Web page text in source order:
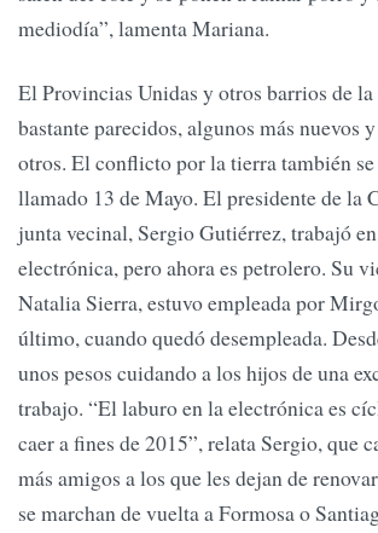
mediodía”, lamenta Mariana.
El Provincias Unidas y otros barrios de
bastante parecidos, algunos más nuevos
otros. El conflicto por la tierra también
llamado 13 de Mayo. El presidente de la
junta vecinal, Sergio Gutiérrez, trabajó
electrónica, pero ahora es petrolero. Su
Natalia Sierra, estuvo empleada por
último, cuando quedó desempleada.
unos pesos cuidando a los hijos de una
trabajo. “El laburo en la electrónica es
caer a fines de 2015”, relata Sergio, que
más amigos a los que les dejan de
se marchan de vuelta a Formosa o